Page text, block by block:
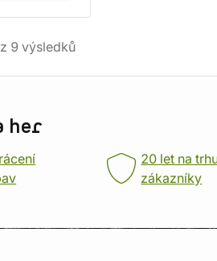
z 9 výsledků
her
20 let na
zákazníky